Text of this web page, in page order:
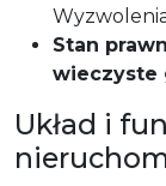
Stan
wieczyste
Układ i